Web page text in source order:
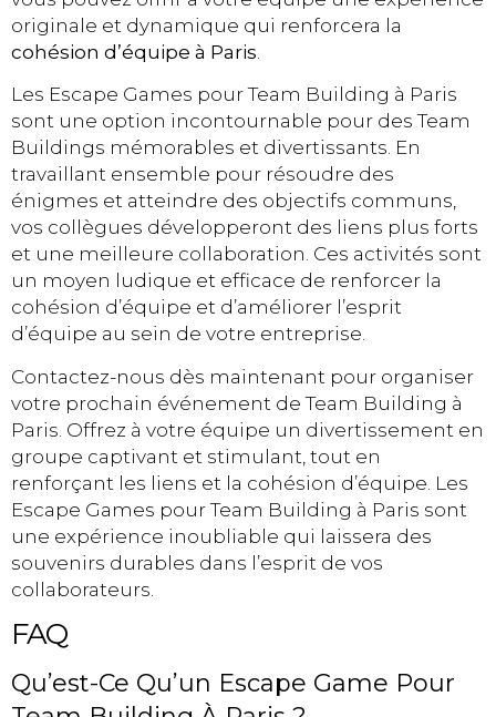
originale et dynamique qui renforcera la
cohésion d’équipe à Paris
Les Escape Games pour Team Building à Paris
sont une option incontournable pour des Team
Buildings mémorables et divertissants. En
travaillant ensemble pour résoudre des
énigmes et atteindre des objectifs communs,
vos collègues développeront des liens plus forts
et une meilleure collaboration. Ces activités sont
un moyen ludique et efficace de renforcer la
cohésion d’équipe et d’améliorer l’esprit
d’équipe au sein de votre entreprise.
Contactez-nous dès maintenant pour organiser
votre prochain événement de Team Building à
Paris. Offrez à votre équipe un divertissement en
groupe captivant et stimulant, tout en
renforçant les liens et la cohésion d’équipe. Les
Escape Games pour Team Building à Paris sont
une expérience inoubliable qui laissera des
souvenirs durables dans l’esprit de vos
collaborateurs.
FAQ
Qu’est-Ce Qu’un Escape Game Pour